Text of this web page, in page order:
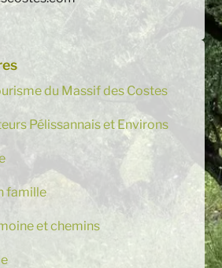
du Massif des Costes
Pélissannais et Environs
famille
et chemins